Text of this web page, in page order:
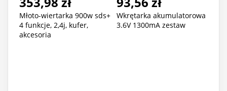
Młoto-wiertarka 900w sds+
4 funkcje, 2,4j, kufer,
akcesoria
Wkrętarka akumulatorowa
3.6V 1300mA zestaw